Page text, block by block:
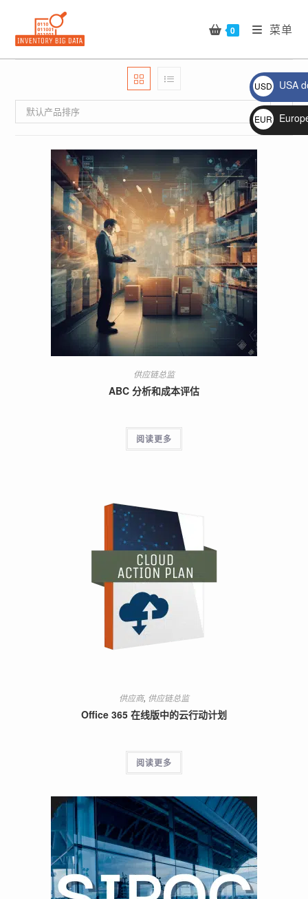
content
0 菜单
默认产品排序
供应链总监
ABC 分析和成本评估
阅读更多
供应商, 供应链总监
Office 365 在线版中的云行动计划
阅读更多
USD
$
USA
EUR
€